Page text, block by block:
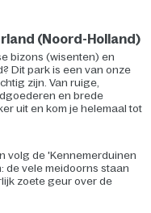
(Noord-Holland)
bizons (wisenten) en
Dit park is een van onze
zijn. Van ruige,
en brede
uit en kom je helemaal tot
volg de 'Kennemerduinen
de vele meidoorns staan
zoete geur over de